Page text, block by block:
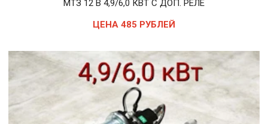
МТЗ 12 В 4,9/6,0 КВТ С ДОП. РЕЛЕ
ЦЕНА 485 РУБЛЕЙ